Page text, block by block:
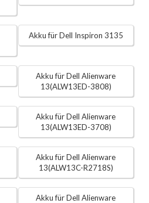
Akku für Dell Inspiron 3135
Akku für Dell Alienware
13(ALW13ED-3808)
Akku für Dell Alienware
13(ALW13ED-3708)
Akku für Dell Alienware
13(ALW13C-R2718S)
Akku für Dell Alienware